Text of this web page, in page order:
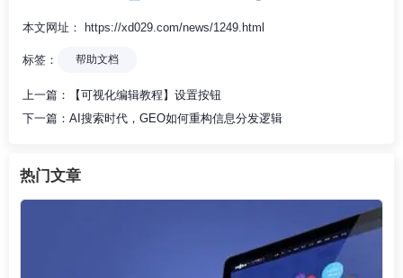
本文网址： https://xd029.com/news/1249.html
标签： 帮助文档
上一篇：
【可视化编辑教程】设置按钮
下一篇： AI搜索时代，GEO如何重构信息分发逻辑
热门文章